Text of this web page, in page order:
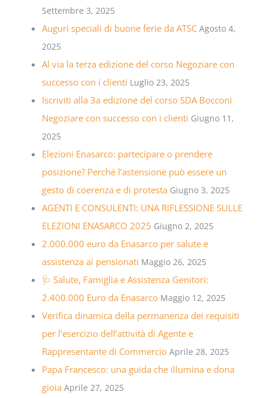
Settembre 3, 2025
Auguri speciali di buone ferie da ATSC Agosto 4,
2025
Al via la terza edizione del corso Negoziare con
successo con i clienti Luglio 23, 2025
Iscriviti alla 3a edizione del corso SDA Bocconi
Negoziare con successo con i clienti Giugno 11,
2025
Elezioni Enasarco: partecipare o prendere
posizione? Perché l’astensione può essere un
gesto di coerenza e di protesta Giugno 3, 2025
AGENTI E CONSULENTI: UNA RIFLESSIONE SULLE
ELEZIONI ENASARCO 2025 Giugno 2, 2025
2.000.000 euro da Enasarco per salute e
assistenza ai pensionati Maggio 26, 2025
🩺 Salute, Famiglia e Assistenza Genitori:
2.400.000 Euro da Enasarco Maggio 12, 2025
Verifica dinamica della permanenza dei requisiti
per l’esercizio dell’attività di Agente e
Rappresentante di Commercio Aprile 28, 2025
Papa Francesco: una guida che illumina e dona
gioia Aprile 27, 2025